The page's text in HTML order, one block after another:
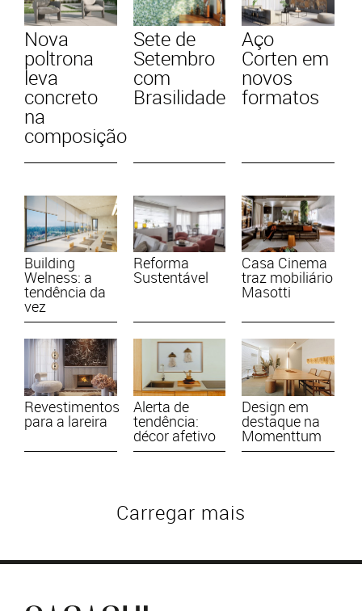
Nova
poltrona
leva
concreto
na
composição
Sete de
Setembro
com
Brasilidade
Aço
Corten em
novos
formatos
Building
Welness: a
tendência da
vez
Reforma
Sustentável
Casa Cinema
traz mobiliário
Masotti
Revestimentos
para a lareira
Alerta de
tendência:
décor afetivo
Design em
destaque na
Momenttum
Carregar mais